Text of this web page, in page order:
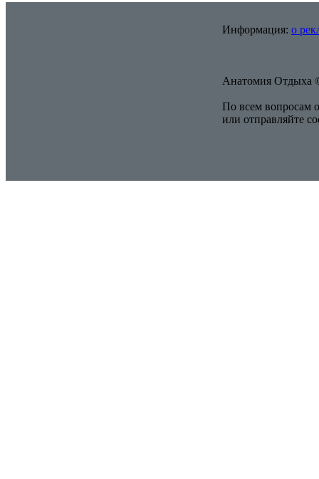
Информация: о
Анатомия Отдыха
По всем вопросам
или отправляйте